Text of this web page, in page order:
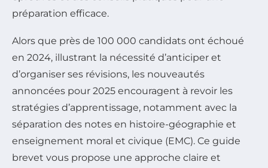
préparation efficace.
Alors que près de 100 000 candidats ont échoué
en 2024, illustrant la nécessité d’anticiper et
d’organiser ses révisions, les nouveautés
annoncées pour 2025 encouragent à revoir les
stratégies d’apprentissage, notamment avec la
séparation des notes en histoire-géographie et
enseignement moral et civique (EMC). Ce guide
brevet vous propose une approche claire et